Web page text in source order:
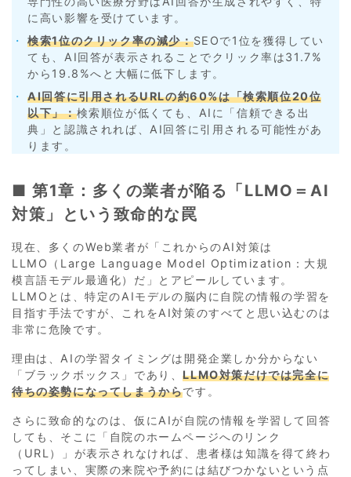
に高い影響を受けています。
検索1位のクリック率の減少：SEOで1位を獲得してい
ても、AI回答が表示されることでクリック率は31.7%
から19.8%へと大幅に低下します。
AI回答に引用されるURLの約60%は「検索順位20位
以下」：検索順位が低くても、AIに「信頼できる出
典」と認識されれば、AI回答に引用される可能性があ
ります。
■ 第1章：多くの業者が陥る「LLMO＝AI
対策」という致命的な罠
現在、多くのWeb業者が「これからのAI対策は
LLMO（Large Language Model Optimization：大規
模言語モデル最適化）だ」とアピールしています。
LLMOとは、特定のAIモデルの脳内に自院の情報の学習を
目指す手法ですが、これをAI対策のすべてと思い込むのは
非常に危険です。
理由は、AIの学習タイミングは開発企業しか分からない
「ブラックボックス」であり、LLMO対策だけでは完全に
待ちの姿勢になってしまうからです。
さらに致命的なのは、仮にAIが自院の情報を学習して回答
しても、そこに「自院のホームページへのリンク
（URL）」が表示されなければ、患者様は知識を得て終わ
ってしまい、実際の来院や予約には結びつかないという点